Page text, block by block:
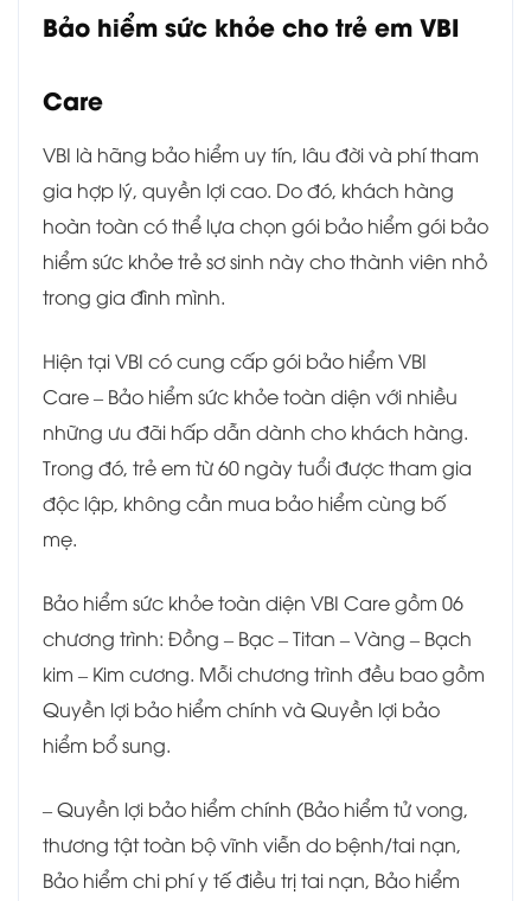
Bảo hiểm sức khỏe cho trẻ em VBI
Care
VBI là hãng bảo hiểm uy tín, lâu đời và phí tham
gia hợp lý, quyền lợi cao. Do đó, khách hàng
hoàn toàn có thể lựa chọn gói bảo hiểm gói bảo
hiểm sức khỏe trẻ sơ sinh này cho thành viên nhỏ
trong gia đình mình.
Hiện tại VBI có cung cấp gói bảo hiểm VBI
Care – Bảo hiểm sức khỏe toàn diện với nhiều
những ưu đãi hấp dẫn dành cho khách hàng.
Trong đó, trẻ em từ 60 ngày tuổi được tham gia
độc lập, không cần mua bảo hiểm cùng bố
mẹ.
Bảo hiểm sức khỏe toàn diện VBI Care gồm 06
chương trình: Đồng – Bạc – Titan – Vàng – Bạch
kim – Kim cương. Mỗi chương trình đều bao gồm
Quyền lợi bảo hiểm chính và Quyền lợi bảo
hiểm bổ sung.
– Quyền lợi bảo hiểm chính (Bảo hiểm tử vong,
thương tật toàn bộ vĩnh viễn do bệnh/tai nạn,
Bảo hiểm chi phí y tế điều trị tai nạn, Bảo hiểm